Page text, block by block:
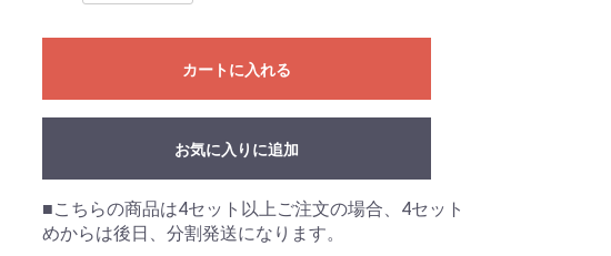
カートに入れる
お気に入りに追加
■こちらの商品は4セット以上ご注文の場合、4セット
めからは後日、分割発送になります。